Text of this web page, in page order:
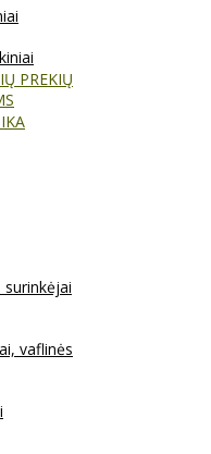
PREKIŲ
vaflinės